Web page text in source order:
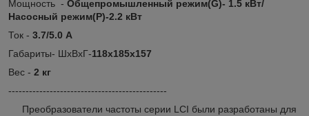
Мощность - Общепромышленный режим(G)- 1.5 кВт/
Насосный режим(P)-2.2 кВт
Ток - 3.7/5.0 А
Габариты- ШхВхГ-118х185х157
Вес - 2 кг
----------------------------------------------
Преобразователи частоты серии LCI были разработаны для